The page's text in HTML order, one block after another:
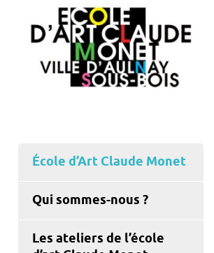
École d’Art Claude Monet
Qui sommes-nous ?
Les ateliers de l’école